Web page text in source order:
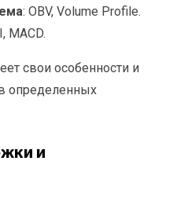
: OBV, Volume Profile.
MACD.
свои особенности и
определенных
и